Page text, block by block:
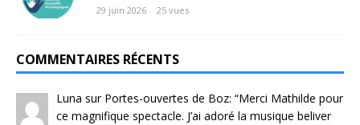
29 juin 2026 25 vues
COMMENTAIRES RÉCENTS
Luna sur Portes-ouvertes de Boz: “Merci Mathilde pour
ce magnifique spectacle. J’ai adoré la musique beliver